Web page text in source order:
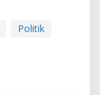
Politik